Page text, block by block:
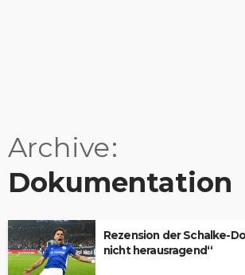
Archive
Dokumentation
Rezension der Schalke-
nicht herausragend“